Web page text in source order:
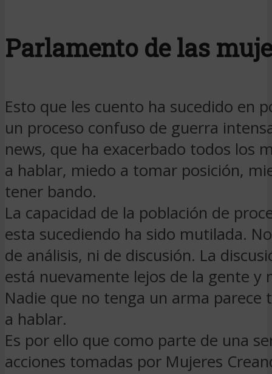
Parlamento de las
Esto que les cuento ha sucedido en
un proceso confuso de guerra
news, que ha exacerbado todos los
a hablar, miedo a tomar posición,
tener bando.
La capacidad de la población de
esta sucediendo ha sido mutilada.
de análisis, ni de discusión. La
está nuevamente lejos de la gente y
Nadie que no tenga un arma parece
a hablar.
Es por ello que como parte de una
acciones tomadas por Mujeres